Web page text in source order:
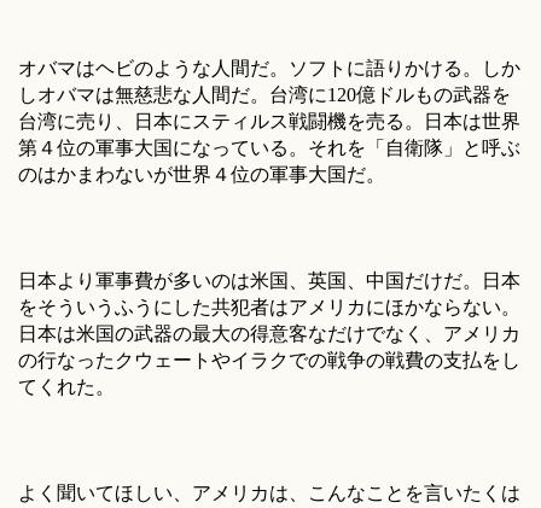
オバマはヘビのような人間だ。ソフトに語りかける。しか
しオバマは無慈悲な人間だ。台湾に120億ドルもの武器を
台湾に売り、日本にスティルス戦闘機を売る。日本は世界
第４位の軍事大国になっている。それを「自衛隊」と呼ぶ
のはかまわないが世界４位の軍事大国だ。
日本より軍事費が多いのは米国、英国、中国だけだ。日本
をそういうふうにした共犯者はアメリカにほかならない。
日本は米国の武器の最大の得意客なだけでなく、アメリカ
の行なったクウェートやイラクでの戦争の戦費の支払をし
てくれた。
よく聞いてほしい、アメリカは、こんなことを言いたくは